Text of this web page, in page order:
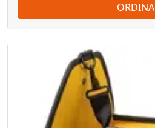
ORDINA